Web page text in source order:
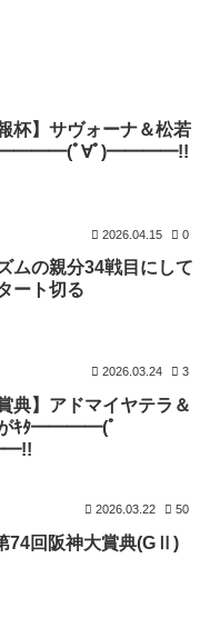
杯】サヴォーナ＆松若
ﾀ━━━━(ﾟ∀ﾟ)━━━━!!
2026.04.15 0
ムの親分34戦目にして
ート切る
2026.03.24 3
典】アドマイヤテラ＆
がｷﾀ━━━━(ﾟ
2026.03.22 50
74回阪神大賞典(GⅡ)